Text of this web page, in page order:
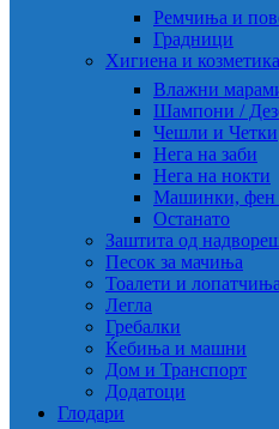
Ремчиња и
Градници
Хигиена и козметика
Влажни
Шампони /
Чешли и Четки
Нега на заби
Нега на нокти
Машинки, фен
Останато
Заштита од
Песок за мачиња
Тоалети и лопатчиња
Легла
Гребалки
Ќебиња и машни
Дом и Транспорт
Додатоци
Глодари